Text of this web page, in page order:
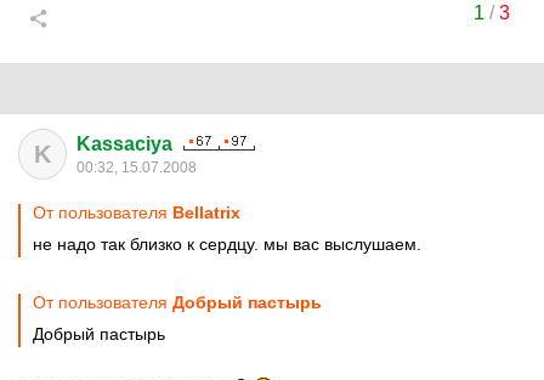
1 /3
K Kassaciya
00:32, 15.07.2008
От пользователя Bellatrix
не надо так близко к сердцу. мы вас выслушаем.
От пользователя Добрый пастырь
Добрый пастырь